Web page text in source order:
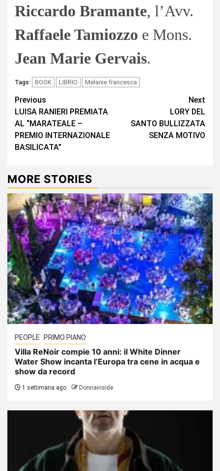
Riccardo Bramante, l’Avv.
Raffaele Tamiozzo e Mons.
Jean Marie Gervais.
Tags: BOOK LIBRIO Melanie francesca
Continue
Reading
Previous
LUISA RANIERI PREMIATA
AL “MARATEALE –
PREMIO INTERNAZIONALE
BASILICATA”
Next
LORY DEL
SANTO BULLIZZATA
SENZA MOTIVO
MORE STORIES
PEOPLE PRIMO PIANO
Villa ReNoir compie 10 anni: il White Dinner
Water Show incanta l’Europa tra cene in acqua e
show da record
1 settimana ago Donnainside